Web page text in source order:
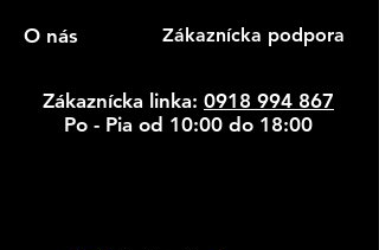
O nás Zákaznícka podpora
Zákaznícka linka: 0918 994 867
Po - Pia od 10:00 do 18:00